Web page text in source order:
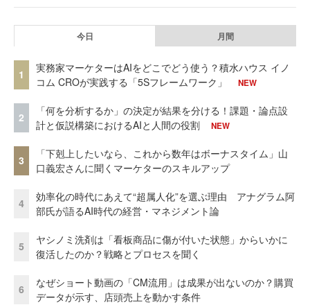
今日 月間
1
実務家マーケターはAIをどこでどう使う？積水ハウス イノ
コム CROが実践する「5Sフレームワーク」
NEW
2
「何を分析するか」の決定が結果を分ける！課題・論点設
計と仮説構築におけるAIと人間の役割
NEW
3
「下剋上したいなら、これから数年はボーナスタイム」山
口義宏さんに聞くマーケターのスキルアップ
4
効率化の時代にあえて“超属人化”を選ぶ理由 アナグラム阿
部氏が語るAI時代の経営・マネジメント論
5
ヤシノミ洗剤は「看板商品に傷が付いた状態」からいかに
復活したのか？戦略とプロセスを聞く
6
なぜショート動画の「CM流用」は成果が出ないのか？購買
データが示す、店頭売上を動かす条件